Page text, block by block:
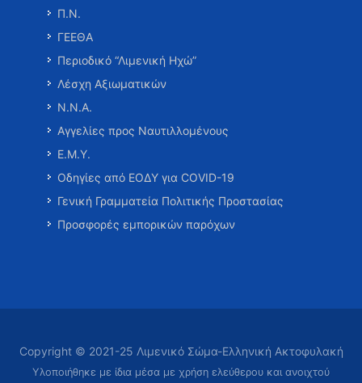
Π.Ν.
ΓΕΕΘΑ
Περιοδικό “Λιμενική Ηχώ”
Λέσχη Αξιωματικών
Ν.Ν.Α.
Αγγελίες προς Ναυτιλλομένους
Ε.Μ.Υ.
Οδηγίες από ΕΟΔΥ για COVID-19
Γενική Γραμματεία Πολιτικής Προστασίας
Προσφορές εμπορικών παρόχων
Copyright © 2021-25 Λιμενικό Σώμα-Ελληνική Ακτοφυλακή
Υλοποιήθηκε με ίδια μέσα με χρήση ελεύθερου και ανοιχτού